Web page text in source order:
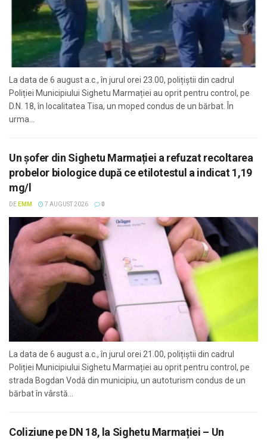
La data de 6 august a.c., în jurul orei 23.00, polițiștii din cadrul
Poliției Municipiului Sighetu Marmației au oprit pentru control, pe
D.N. 18, în localitatea Tisa, un moped condus de un bărbat. În
urma...
Un șofer din Sighetu Marmației a refuzat recoltarea
probelor biologice după ce etilotestul a indicat 1,19
mg/l
DE EMM 7 AUGUST 2026 0
La data de 6 august a.c., în jurul orei 21.00, polițiștii din cadrul
Poliției Municipiului Sighetu Marmației au oprit pentru control, pe
strada Bogdan Vodă din municipiu, un autoturism condus de un
bărbat în vârstă...
Coliziune pe DN 18, la Sighetu Marmației – Un